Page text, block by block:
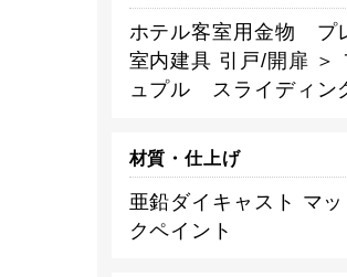
ホテル客室用金物 プ
室内建具 引戸/開扉 ＞
ュプル スライディン
材質・仕上げ
亜鉛ダイキャスト マッ
クペイント